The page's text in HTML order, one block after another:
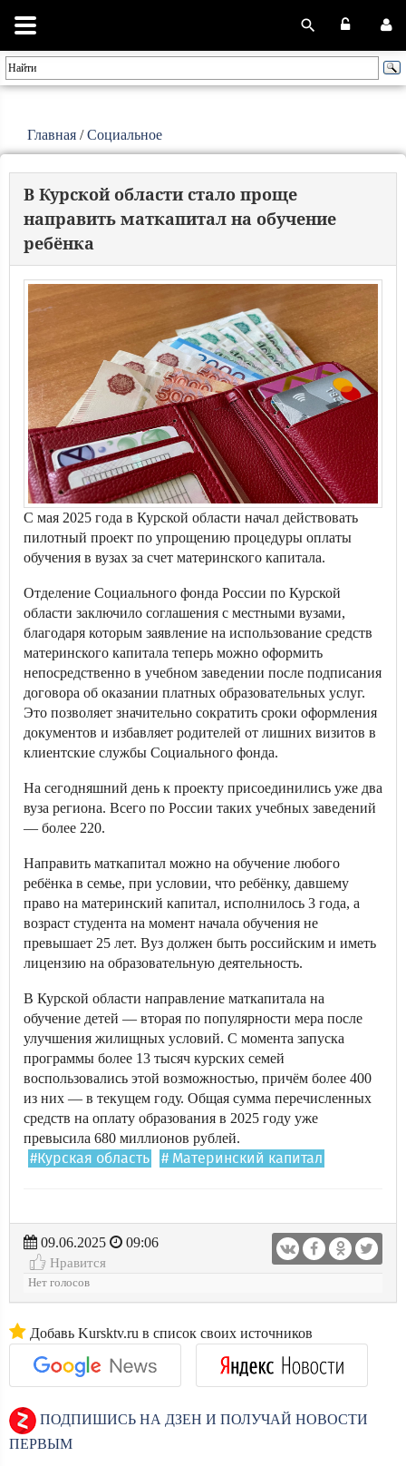
Главная /Социальное
В Курской области стало проще
направить маткапитал на обучение
ребёнка
С мая 2025 года в Курской области начал действовать
пилотный проект по упрощению процедуры оплаты
обучения в вузах за счет материнского капитала.
Отделение Социального фонда России по Курской
области заключило соглашения с местными вузами,
благодаря которым заявление на использование средств
материнского капитала теперь можно оформить
непосредственно в учебном заведении после подписания
договора об оказании платных образовательных услуг.
Это позволяет значительно сократить сроки оформления
документов и избавляет родителей от лишних визитов в
клиентские службы Социального фонда.
На сегодняшний день к проекту присоединились уже два
вуза региона. Всего по России таких учебных заведений
— более 220.
Направить маткапитал можно на обучение любого
ребёнка в семье, при условии, что ребёнку, давшему
право на материнский капитал, исполнилось 3 года, а
возраст студента на момент начала обучения не
превышает 25 лет. Вуз должен быть российским и иметь
лицензию на образовательную деятельность.
В Курской области направление маткапитала на
обучение детей — вторая по популярности мера после
улучшения жилищных условий. С момента запуска
программы более 13 тысяч курских семей
воспользовались этой возможностью, причём более 400
из них — в текущем году. Общая сумма перечисленных
средств на оплату образования в 2025 году уже
превысила 680 миллионов рублей.
#Курская область # Материнский капитал
09.06.2025
09:06
Нравится
Нет голосов
Добавь Kursktv.ru в список своих источников
ПОДПИШИСЬ НА ДЗЕН И ПОЛУЧАЙ НОВОСТИ
ПЕРВЫМ